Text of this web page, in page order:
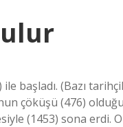
başladı. (Bazı
çöküşü (476)
(1453) sona erdi.